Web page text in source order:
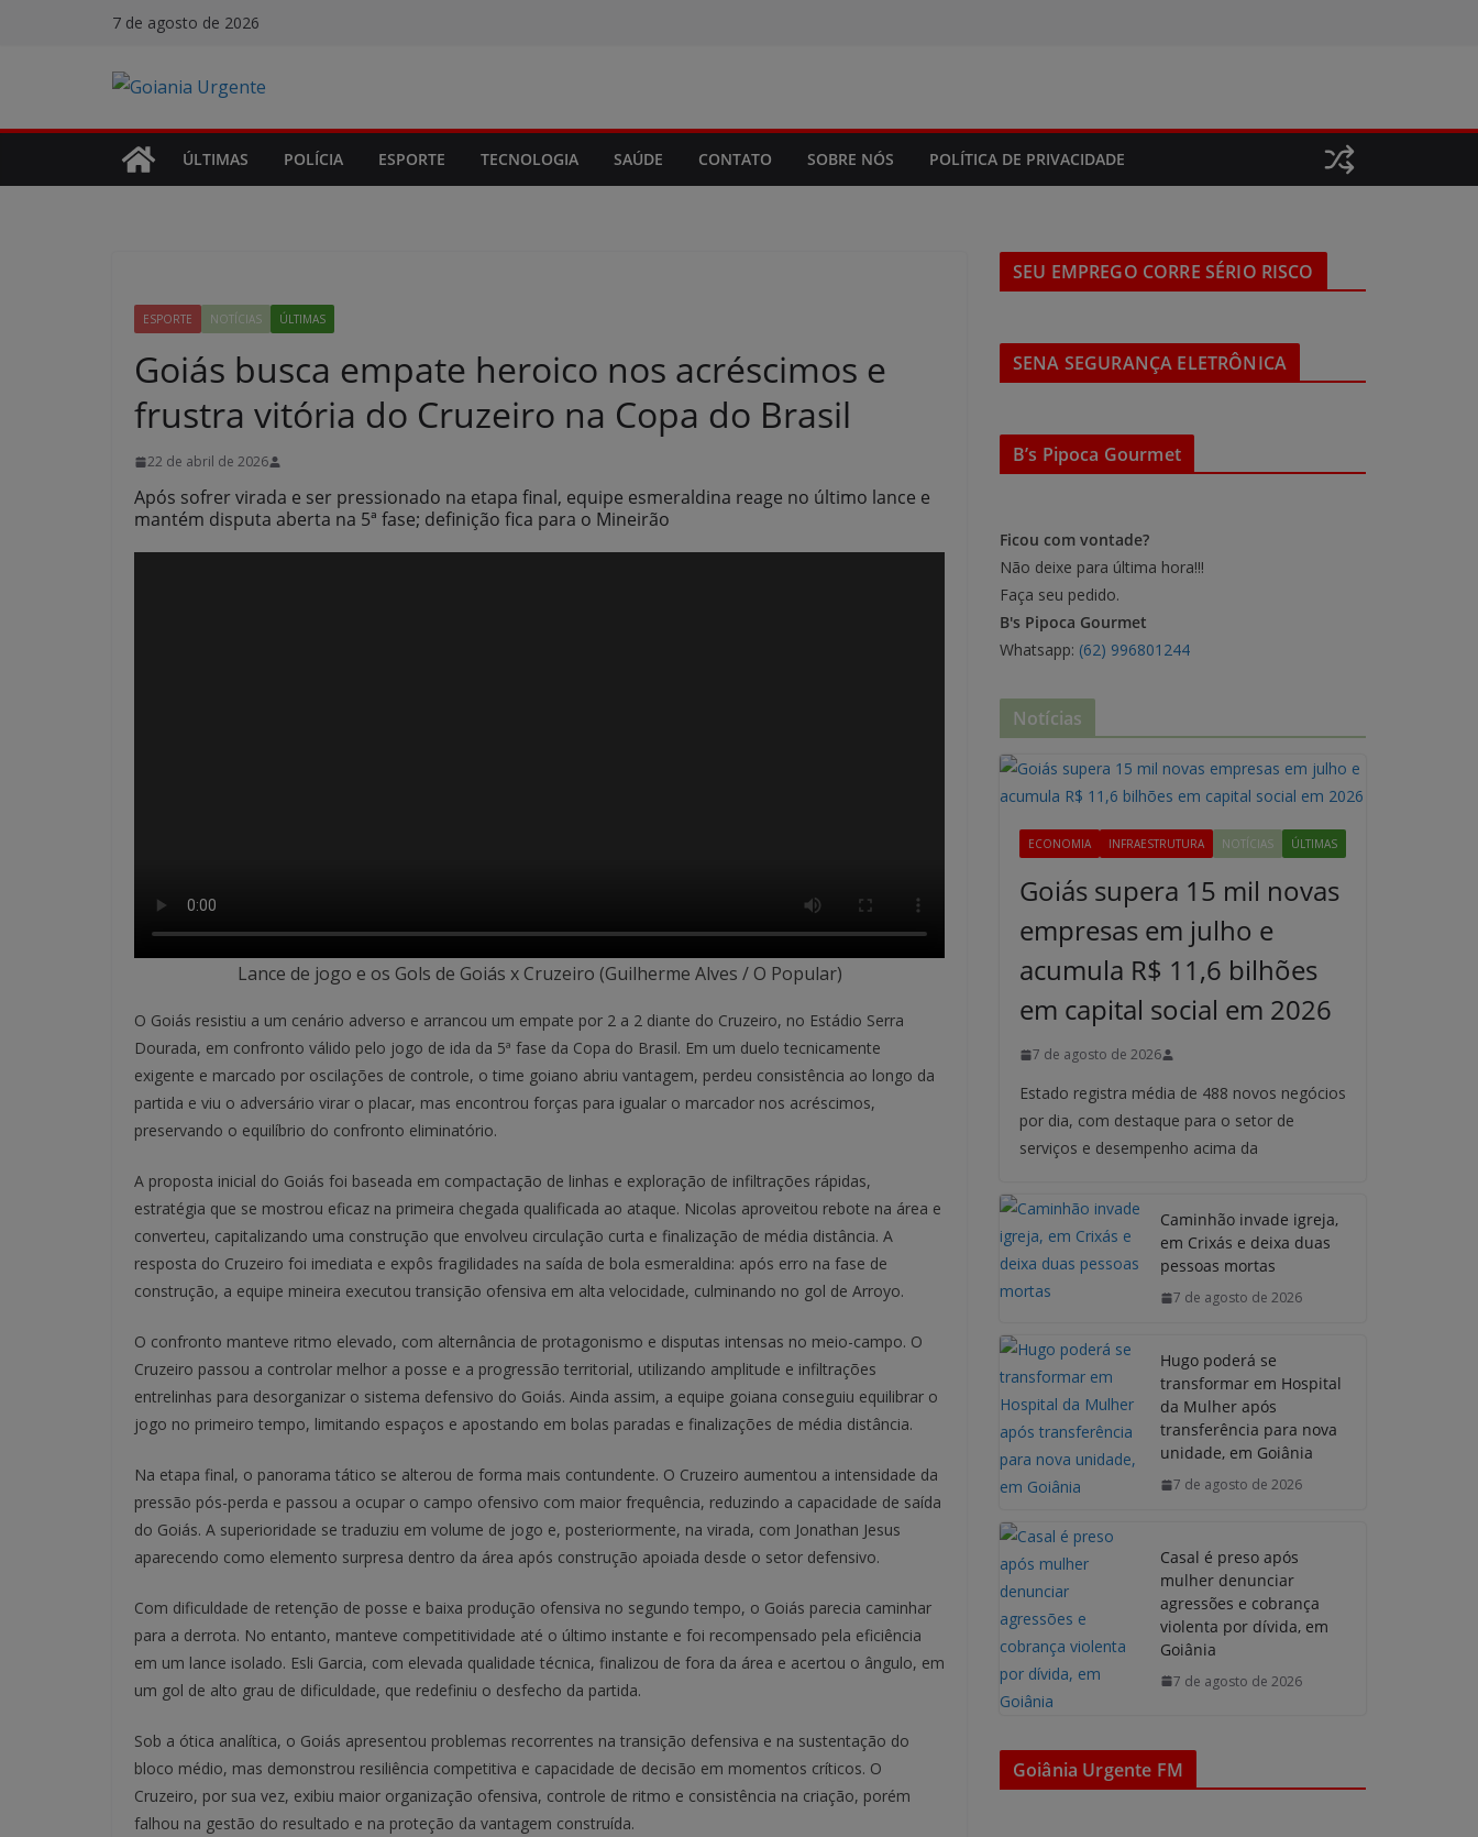
7 de agosto de 2026
ÚLTIMAS POLÍCIA ESPORTE TECNOLOGIA SAÚDE CONTATO SOBRE NÓS POLÍTICA DE PRIVACIDADE
ESPORTE NOTÍCIAS ÚLTIMAS
Goiás busca empate heroico nos acréscimos e
frustra vitória do Cruzeiro na Copa do Brasil
22 de abril de 2026
Após sofrer virada e ser pressionado na etapa final, equipe esmeraldina reage no último lance e
mantém disputa aberta na 5ª fase; definição fica para o Mineirão
Lance de jogo e os Gols de Goiás x Cruzeiro (Guilherme Alves / O Popular)
O Goiás resistiu a um cenário adverso e arrancou um empate por 2 a 2 diante do Cruzeiro, no Estádio Serra
Dourada, em confronto válido pelo jogo de ida da 5ª fase da Copa do Brasil. Em um duelo tecnicamente
exigente e marcado por oscilações de controle, o time goiano abriu vantagem, perdeu consistência ao longo da
partida e viu o adversário virar o placar, mas encontrou forças para igualar o marcador nos acréscimos,
preservando o equilíbrio do confronto eliminatório.
A proposta inicial do Goiás foi baseada em compactação de linhas e exploração de infiltrações rápidas,
estratégia que se mostrou eficaz na primeira chegada qualificada ao ataque. Nicolas aproveitou rebote na área e
converteu, capitalizando uma construção que envolveu circulação curta e finalização de média distância. A
resposta do Cruzeiro foi imediata e expôs fragilidades na saída de bola esmeraldina: após erro na fase de
construção, a equipe mineira executou transição ofensiva em alta velocidade, culminando no gol de Arroyo.
O confronto manteve ritmo elevado, com alternância de protagonismo e disputas intensas no meio-campo. O
Cruzeiro passou a controlar melhor a posse e a progressão territorial, utilizando amplitude e infiltrações
entrelinhas para desorganizar o sistema defensivo do Goiás. Ainda assim, a equipe goiana conseguiu equilibrar o
jogo no primeiro tempo, limitando espaços e apostando em bolas paradas e finalizações de média distância.
Na etapa final, o panorama tático se alterou de forma mais contundente. O Cruzeiro aumentou a intensidade da
pressão pós-perda e passou a ocupar o campo ofensivo com maior frequência, reduzindo a capacidade de saída
do Goiás. A superioridade se traduziu em volume de jogo e, posteriormente, na virada, com Jonathan Jesus
aparecendo como elemento surpresa dentro da área após construção apoiada desde o setor defensivo.
Com dificuldade de retenção de posse e baixa produção ofensiva no segundo tempo, o Goiás parecia caminhar
para a derrota. No entanto, manteve competitividade até o último instante e foi recompensado pela eficiência
em um lance isolado. Esli Garcia, com elevada qualidade técnica, finalizou de fora da área e acertou o ângulo, em
um gol de alto grau de dificuldade, que redefiniu o desfecho da partida.
Sob a ótica analítica, o Goiás apresentou problemas recorrentes na transição defensiva e na sustentação do
bloco médio, mas demonstrou resiliência competitiva e capacidade de decisão em momentos críticos. O
Cruzeiro, por sua vez, exibiu maior organização ofensiva, controle de ritmo e consistência na criação, porém
falhou na gestão do resultado e na proteção da vantagem construída.
SEU EMPREGO CORRE SÉRIO RISCO
SENA SEGURANÇA ELETRÔNICA
B’s Pipoca Gourmet
Ficou com vontade?
Não deixe para última hora!!!
Faça seu pedido.
B's Pipoca Gourmet
Whatsapp: (62) 996801244
Notícias
ECONOMIA INFRAESTRUTURA NOTÍCIAS ÚLTIMAS
Goiás supera 15 mil novas
empresas em julho e
acumula R$ 11,6 bilhões
em capital social em 2026
7 de agosto de 2026
Estado registra média de 488 novos negócios
por dia, com destaque para o setor de
serviços e desempenho acima da
Caminhão invade igreja,
em Crixás e deixa duas
pessoas mortas
7 de agosto de 2026
Hugo poderá se
transformar em Hospital
da Mulher após
transferência para nova
unidade, em Goiânia
7 de agosto de 2026
Casal é preso após
mulher denunciar
agressões e cobrança
violenta por dívida, em
Goiânia
7 de agosto de 2026
Goiânia Urgente FM